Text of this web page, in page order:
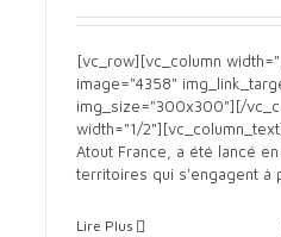
[vc_row][vc_column
image="4358"
img_size="300x300"][/
width="1/
Atout France, a été lancé
territoires qui s'engagent à
Lire Plus